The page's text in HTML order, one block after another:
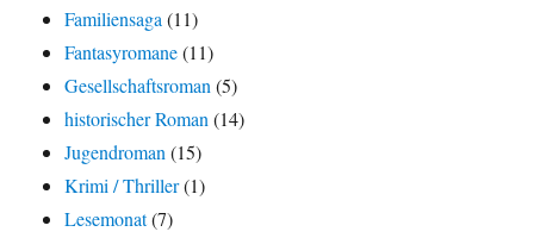
Familiensaga (11)
Fantasyromane(11)
Gesellschaftsroman (5)
historischer Roman (14)
Jugendroman (15)
Krimi / Thriller(1)
Lesemonat(7)